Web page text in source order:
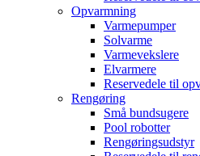
Opvarmning
Varmepumper
Solvarme
Varmevekslere
Elvarmere
Reservedele til
Rengøring
Små bundsugere
Pool robotter
Rengøringsudstyr